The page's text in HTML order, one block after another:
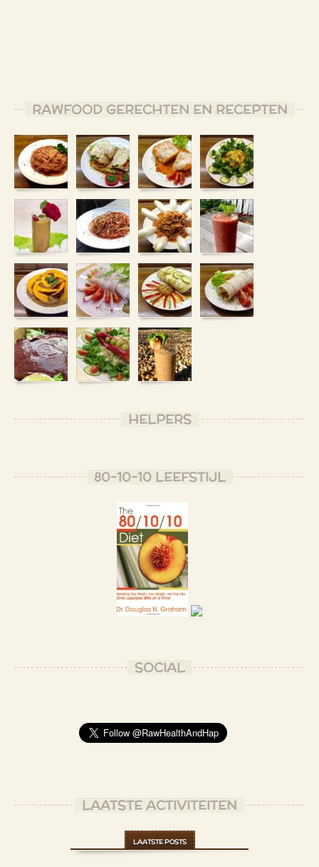
RAWFOOD GERECHTEN EN RECEPTEN
HELPERS
80-10-10 LEEFSTIJL
SOCIAL
LAATSTE ACTIVITEITEN
LAATSTE POSTS